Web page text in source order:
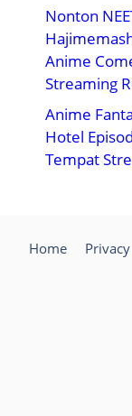
Nonton
Anime
Streaming
Anime
Hotel
Tempat
Home